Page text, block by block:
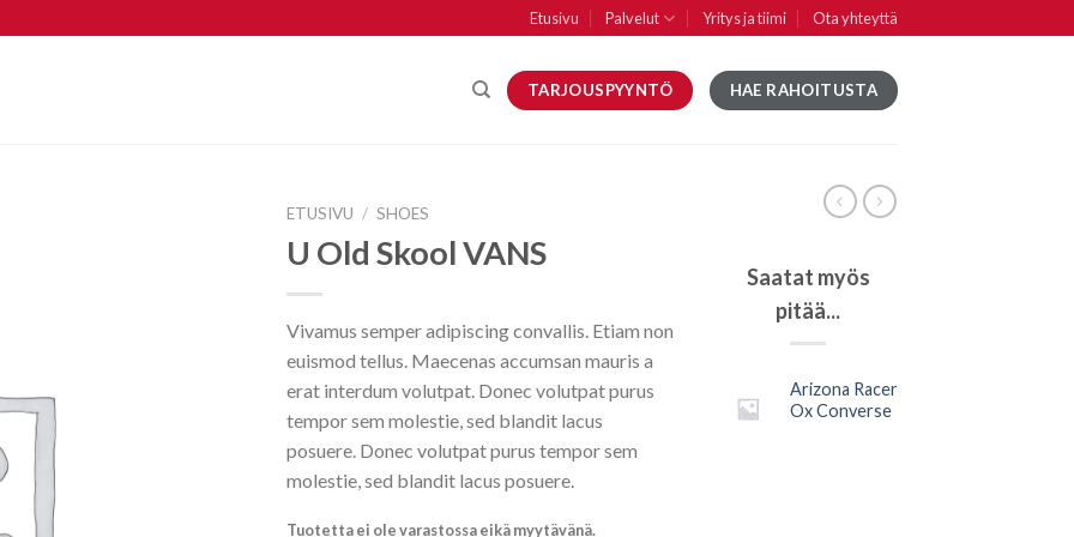
Etusivu Palvelut Yritys ja tiimi Ota yhteyttä
TARJOUSPYYNTÖ HAE RAHOITUSTA
ETUSIVU / SHOES
U Old Skool VANS
Vivamus semper adipiscing convallis. Etiam non
euismod tellus. Maecenas accumsan mauris a
erat interdum volutpat. Donec volutpat purus
tempor sem molestie, sed blandit lacus
posuere. Donec volutpat purus tempor sem
molestie, sed blandit lacus posuere.
Tuotetta ei ole varastossa eikä myytävänä.
Saatat myös
pitää...
Arizona Racer
Ox Converse